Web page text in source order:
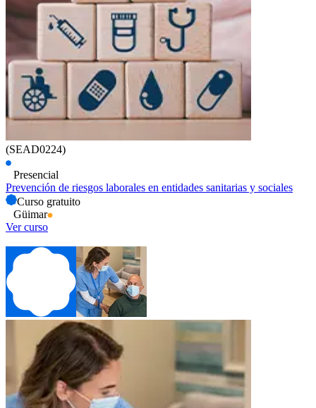
(SEAD0224)
Presencial
Prevención de riesgos laborales en entidades sanitarias y sociales
Curso gratuito
Güimar
Ver curso